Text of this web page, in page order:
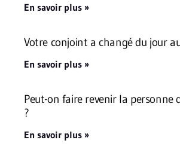
En savoir plus »
Votre conjoint a changé du jour
En savoir plus »
Peut-on faire revenir la personne
?
En savoir plus »